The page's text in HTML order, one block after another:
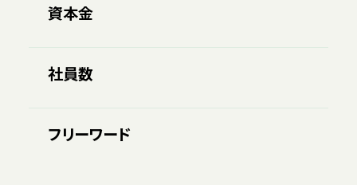
資本金
社員数
フリーワード